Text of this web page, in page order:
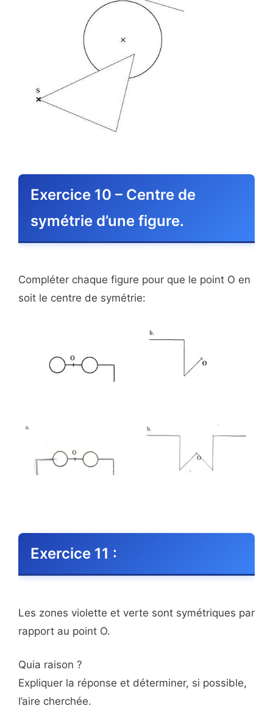
Exercice 10 – Centre de
symétrie d’une figure.
Compléter chaque figure pour que le point O en
soit le centre de symétrie:
Exercice 11 :
Les zones violette et verte sont symétriques par
rapport au point O.
Quia raison ?
Expliquer la réponse et déterminer, si possible,
l’aire cherchée.